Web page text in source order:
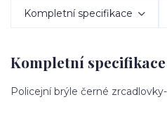
Kompletní specifikace
Kompletní specifikace
Policejní brýle černé